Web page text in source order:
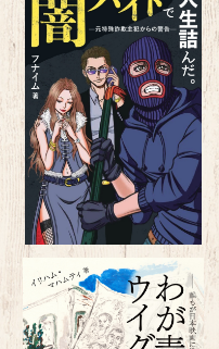
闇バイトで人生詰んだ。～元特殊
詐欺主犯からの警告～
¥1,650